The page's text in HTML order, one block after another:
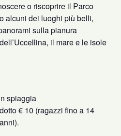
o riscoprire il Parco
alcuni dei luoghi più belli,
sulla pianura
il mare e le isole
spiaggia
€ 10 (ragazzi fino a 14